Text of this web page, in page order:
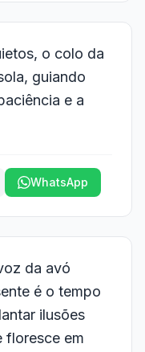
o colo da
guiando
e a
WhatsApp
da avó
é o tempo
ilusões
floresce em